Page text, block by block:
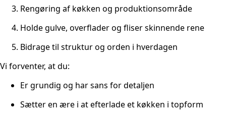
Rengøring af køkken og produktionsområde
Holde gulve, overflader og fliser skinnende rene
Bidrage til struktur og orden i hverdagen
Vi forventer, at du:
Er grundig og har sans for detaljen
Sætter en ære i at efterlade et køkken i topform